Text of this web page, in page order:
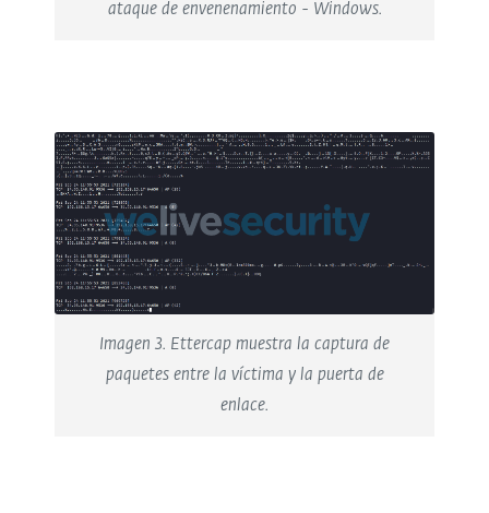
ataque de envenenamiento - Windows.
Imagen 3. Ettercap muestra la captura de
paquetes entre la víctima y la puerta de
enlace.